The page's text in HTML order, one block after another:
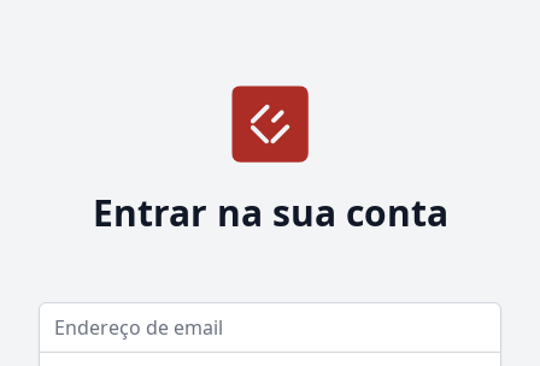
Entrar na sua conta
Email